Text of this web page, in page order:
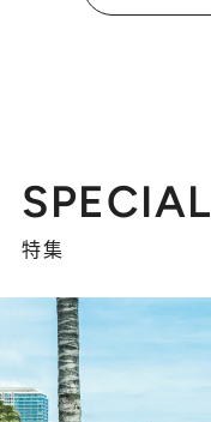
SPECIAL
特集